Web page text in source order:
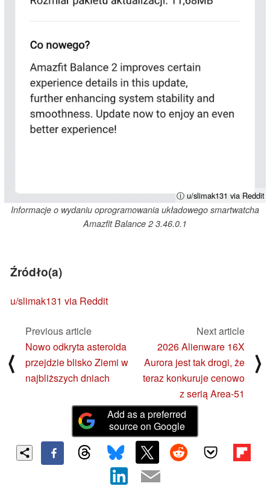
ⓘ u/slimak131 via Reddit
Informacje o wydaniu oprogramowania układowego smartwatcha
Amazfit Balance 2 3.46.0.1
Źródło(a)
u/slimak131 via Reddit
⟨
Previous article
Nowo odkryta asteroida
przejdzie blisko Ziemi w
najbliższych dniach
Next article
2026 Alienware 16X
Aurora jest tak drogi, że
teraz konkuruje cenowo
z serią Area-51
⟩
Add as a preferred
source on Google